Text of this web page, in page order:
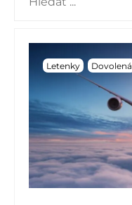
Letenky Dovolená